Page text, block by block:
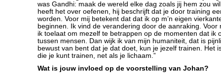
was Gandhi: maak de wereld elke dag zoals jij hem zou
heeft het over oefenen, hij beschrijft dat je door training
worden. Voor mij betekent dat dat ik op m’n eigen
beginnen. Ik vind de verandering door de aanraking. Voor
ik toelaat om mezelf te betrappen op de momenten dat ik
tussen mensen. Dan wijk ik van mijn humaniteit, dat is
bewust van bent dat je dat doet, kun je jezelf trainen. Het
die je kunt trainen, net als je lichaam.”
Wat is jouw invloed op de voorstelling van Johan?